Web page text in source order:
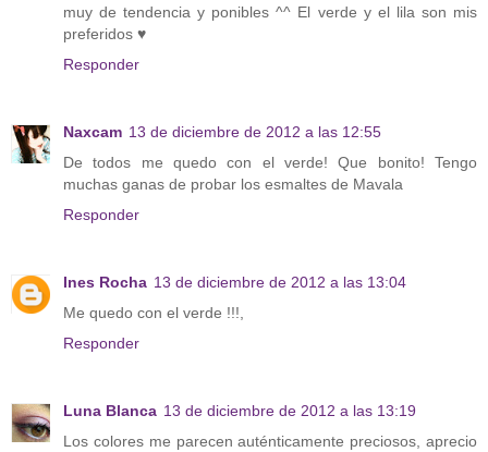
muy de tendencia y ponibles ^^ El verde y el lila son mis
preferidos ♥
Responder
Naxcam 13 de diciembre de 2012 a las 12:55
De todos me quedo con el verde! Que bonito! Tengo
muchas ganas de probar los esmaltes de Mavala
Responder
Ines Rocha 13 de diciembre de 2012 a las 13:04
Me quedo con el verde !!!,
Responder
Luna Blanca 13 de diciembre de 2012 a las 13:19
Los colores me parecen auténticamente preciosos, aprecio